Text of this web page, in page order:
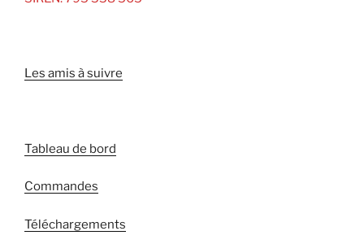
Les amis à suivre
Tableau de bord
Commandes
Téléchargements